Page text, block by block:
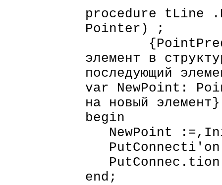
procedure tLine
Pointer) ;
{PointPredEl -
элемент в
последующий
var
на новый элемент}
begin
NewPoint
end;